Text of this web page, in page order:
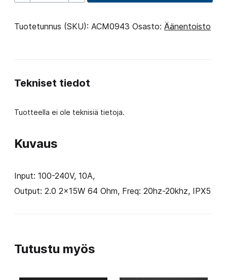
2.0
Tuotetunnus (SKU): ACM0943 Osasto: Äänentoisto
Kuvaus
Input: 100-240V, 10A,
Output: 2.0 2x15W 64 Ohm, Freq: 20hz-20khz, IPX5
Tekniset tiedot
Tuotteella ei ole teknisiä tietoja.
Tutustu myös